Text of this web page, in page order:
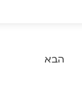
הבא